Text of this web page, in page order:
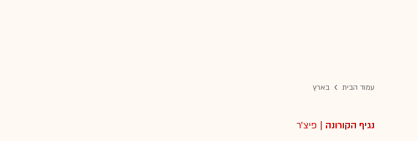
עמוד הבית בארץ
נגיף הקורונה | פיצ'ר